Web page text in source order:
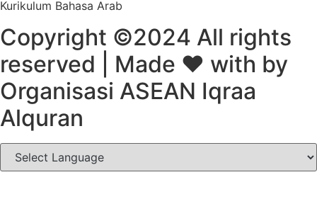
Kurikulum Bahasa Arab
Copyright ©2024 All rights
reserved | Made ❤️ with by
Organisasi ASEAN Iqraa
Alquran